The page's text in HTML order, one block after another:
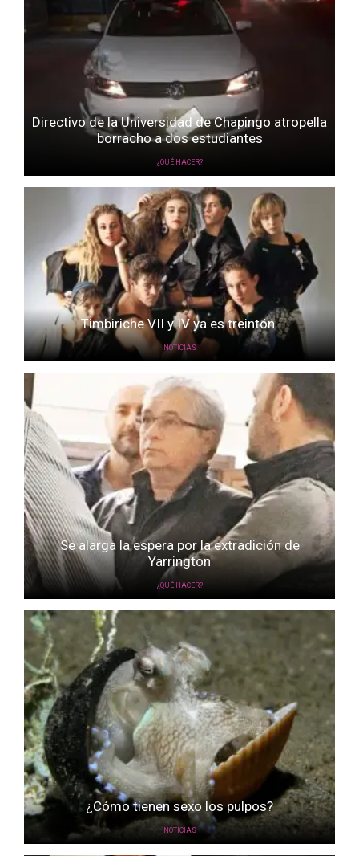
Directivo de la Universidad de Chapingo atropella
borracho a dos estudiantes
¿QUÉ HACER?
Timbiriche VII y IV ya es treintón.
NOTICIAS
Se alarga la espera por la extradición de
Yarrington
¿QUÉ HACER?
¿Cómo tienen sexo los pulpos?
NOTICIAS